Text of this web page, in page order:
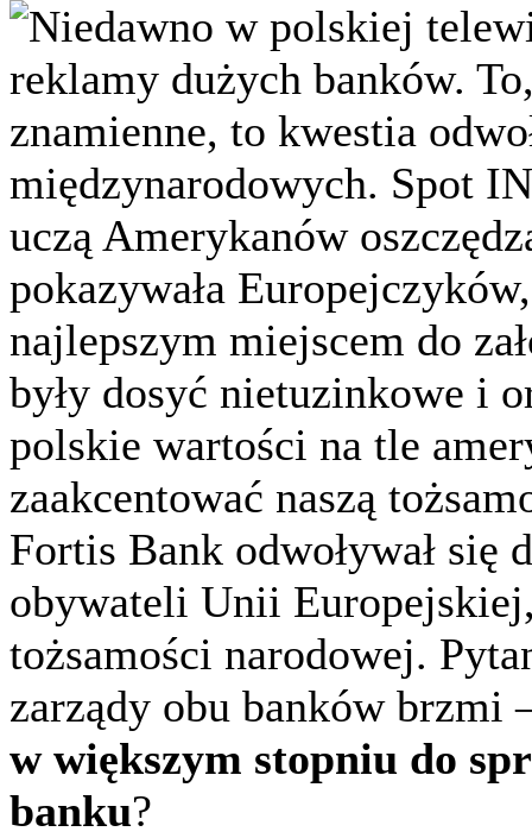
Niedawno w polskiej
reklamy dużych banków.
znamienne, to kwestia
międzynarodowych. Spot
uczą Amerykanów
pokazywała
najlepszym miejscem do
były dosyć nietuzinkowe i
polskie wartości na tle
zaakcentować naszą
Fortis Bank odwoływał się
obywateli Unii
tożsamości narodowej.
zarządy obu banków brzmi
w większym stopniu do
banku?